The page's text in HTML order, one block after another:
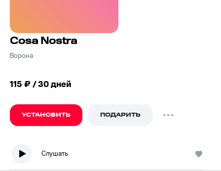
Cosa Nostra
Ворона
115 ₽ / 30 дней
УСТАНОВИТЬ ПОДАРИТЬ
Слушать